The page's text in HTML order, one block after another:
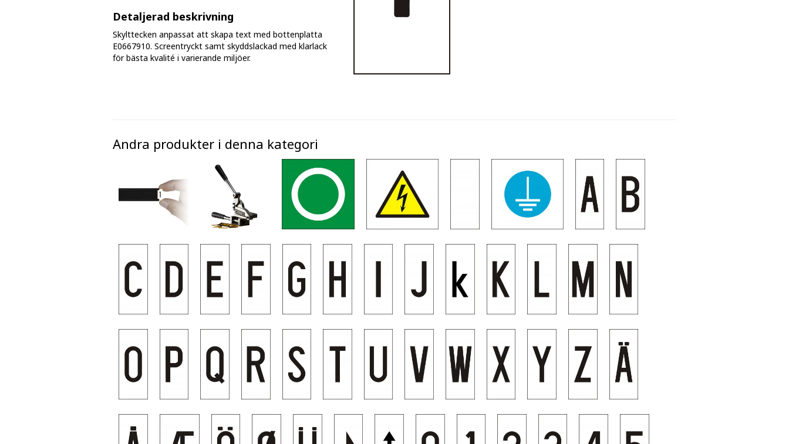
Fasmärkningstejp
Golv - markeringar och tejp
Avspärrningsband och plastkätting
Detaljerad beskrivning
Skylttecken anpassat att skapa text med bottenplatta
E0667910. Screentryckt samt skyddslackad med klarlack
för bästa kvalité i varierande miljöer.
Andra produkter i denna kategori